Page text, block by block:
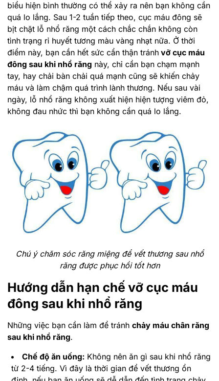
biểu hiện bình thường có thể xảy ra nên bạn không cần
quá lo lắng. Sau 1-2 tuần tiếp theo, cục máu đông sẽ
bịt chặt lỗ nhổ răng một cách chắc chắn không còn
tình trạng rỉ huyết tương màu vàng nhạt nữa. Ở thời
điểm này, bạn cần hết sức cẩn thận tránh vỡ cục máu
đông sau khi nhổ răng này, chỉ cần bạn chạm mạnh
tay, hay chải bàn chải quá mạnh cũng sẽ khiến chảy
máu và làm chậm quá trình lành thương. Nếu sau vài
ngày, lỗ nhổ răng không xuất hiện hiện tượng viêm đỏ,
không đau nhức thì bạn không cần quá lo lắng.
Chú ý chăm sóc răng miệng để vết thương sau nhổ
răng được phục hồi tốt hơn
Hướng dẫn hạn chế vỡ cục máu
đông sau khi nhổ răng
Những việc bạn cần làm để tránh chảy máu chân răng
sau khi nhổ răng.
Chế độ ăn uống: Không nên ăn gì sau khi nhổ răng
từ 2-4 tiếng. Vì đây là thời gian để vết thương ổn